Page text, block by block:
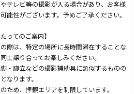
やテレビ等の撮影が入る場合があり、お客様
能性がございます。予めご了承ください。
ってのご案内】
の際は、特定の場所に長時間滞在することな
士譲り合ってお楽しみください。
脚・脚立などの撮影補助具に類似するものの
なります。
ため、拝観エリアを制限しています。